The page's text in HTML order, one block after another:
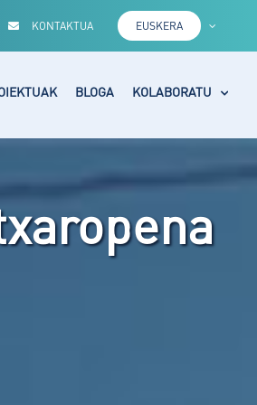
KONTAKTUA EUSKERA
BLOGA KOLABORATU